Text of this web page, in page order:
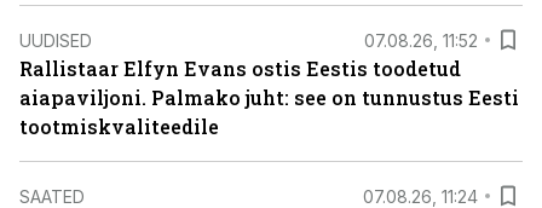
UUDISED 07.08.26, 11:52
Rallistaar Elfyn Evans ostis Eestis toodetud
aiapaviljoni. Palmako juht: see on tunnustus Eesti
tootmiskvaliteedile
SAATED 07.08.26, 11:24